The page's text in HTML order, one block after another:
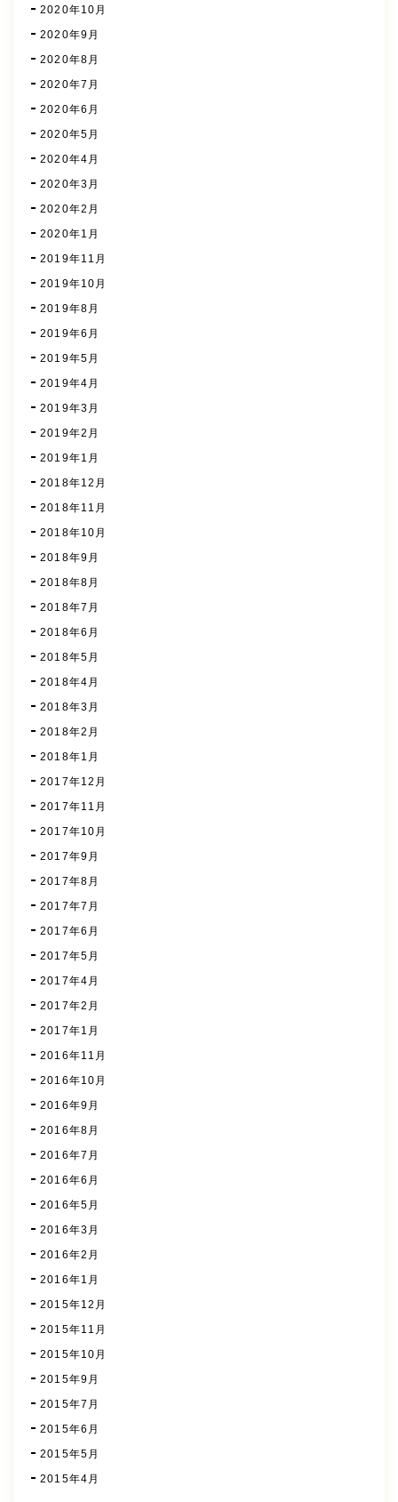
2020年10月
2020年9月
2020年8月
2020年7月
2020年6月
2020年5月
2020年4月
2020年3月
2020年2月
2020年1月
2019年11月
2019年10月
2019年8月
2019年6月
2019年5月
2019年4月
2019年3月
2019年2月
2019年1月
2018年12月
2018年11月
2018年10月
2018年9月
2018年8月
2018年7月
2018年6月
2018年5月
2018年4月
2018年3月
2018年2月
2018年1月
2017年12月
2017年11月
2017年10月
2017年9月
2017年8月
2017年7月
2017年6月
2017年5月
2017年4月
2017年2月
2017年1月
2016年11月
2016年10月
2016年9月
2016年8月
2016年7月
2016年6月
2016年5月
2016年3月
2016年2月
2016年1月
2015年12月
2015年11月
2015年10月
2015年9月
2015年7月
2015年6月
2015年5月
2015年4月